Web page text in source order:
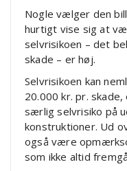
Nogle vælger den
hurtigt vise sig at
selvrisikoen – det
skade – er høj.
Selvrisikoen kan
20.000 kr. pr.
særlig selvrisiko på
konstruktioner. Ud
også være
som ikke altid